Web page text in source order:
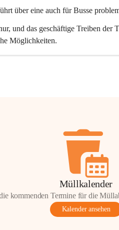
über eine auch für Busse
und das geschäftige Treiben der
Möglichkeiten.
Müllkalender
kommenden Termine für die
Kalender ansehen